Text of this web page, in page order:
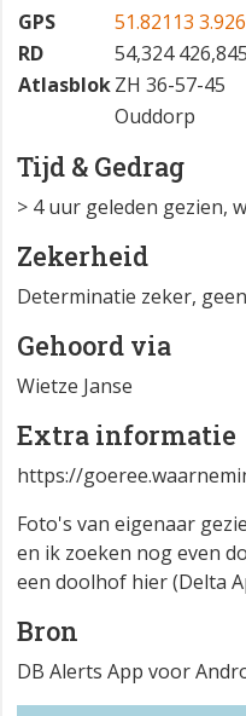
GPS
51.82113
RD
54,324 426,845
AtlasblokZH 36-57-45
Ouddorp
Tijd & Gedrag
> 4 uur geleden gezien,
Zekerheid
Determinatie zeker,
Gehoord via
Wietze Janse
Extra informatie
https://
Foto's van eigenaar
en ik zoeken nog even
een doolhof hier (Delta
Bron
DB Alerts App voor